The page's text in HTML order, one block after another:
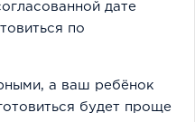
дате
по
а ваш ребёнок
будет проще